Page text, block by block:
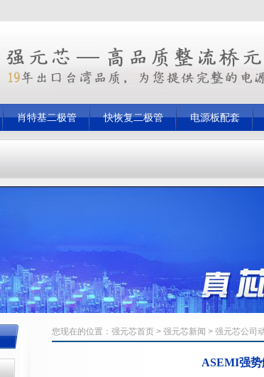
肖特基二极管 快恢复二极管 电源板配套
您现在的位置： 强元芯首页 > 强元芯新闻 > 强元芯公司
ASEMI强势